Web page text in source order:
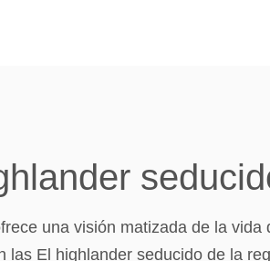
una visión matizada de la
las El highlander seducido de la